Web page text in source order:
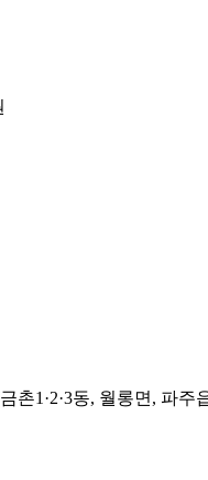
촌1·2·3동, 월롱면, 파